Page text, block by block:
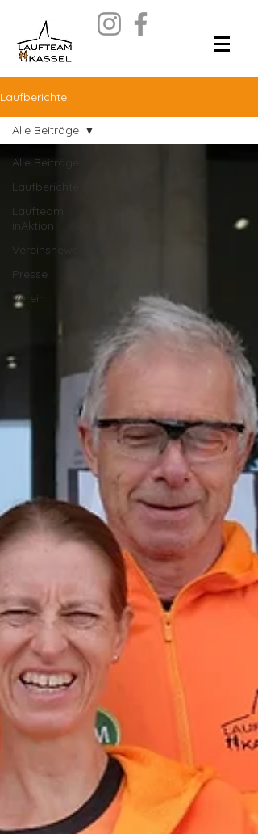
Laufberichte
Alle Beiträge
Laufberichte
Laufteam
inAktion
Vereinsnews
Presse
Verein
Alle Beiträge